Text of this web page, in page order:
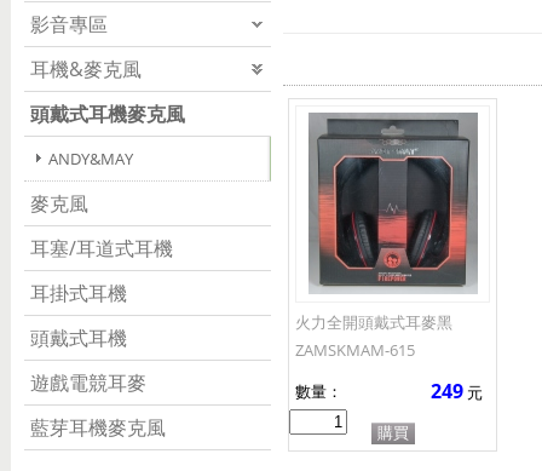
影音專區
耳機&麥克風
頭戴式耳機麥克風
ANDY&MAY
麥克風
耳塞/耳道式耳機
耳掛式耳機
頭戴式耳機
遊戲電競耳麥
藍芽耳機麥克風
火力全開頭戴式耳麥黑
ZAMSKMAM-615
數量：
249 元